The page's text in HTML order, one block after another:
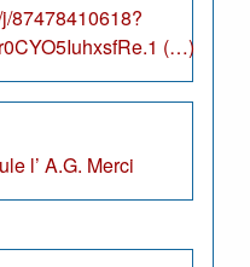
87478410618?
(…)
l’ A.G. Merci